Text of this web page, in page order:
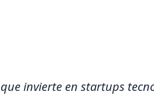
invierte en startups